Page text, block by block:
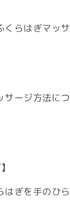
くらはぎマッサ
サージ方法につ
ぎを手のひら